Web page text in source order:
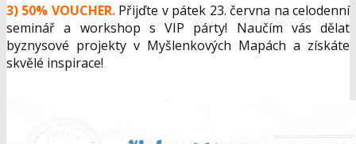
3) 50% VOUCHER.Přijďte v pátek 23. června na celodenní
seminář a workshop s VIP párty! Naučím vás dělat
byznysové projekty v Myšlenkových Mapách a získáte
skvělé inspirace!